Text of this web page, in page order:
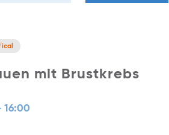
mit Brustkrebs
16:00